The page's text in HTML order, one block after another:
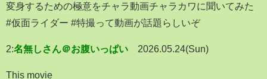
変身するための極意をチャラ動画チャラカワに聞いてみた
#仮面ライダー #特撮って動画が話題らしいぞ
2:名無しさん＠お腹いっぱい 2026.05.24(Sun)
This movie